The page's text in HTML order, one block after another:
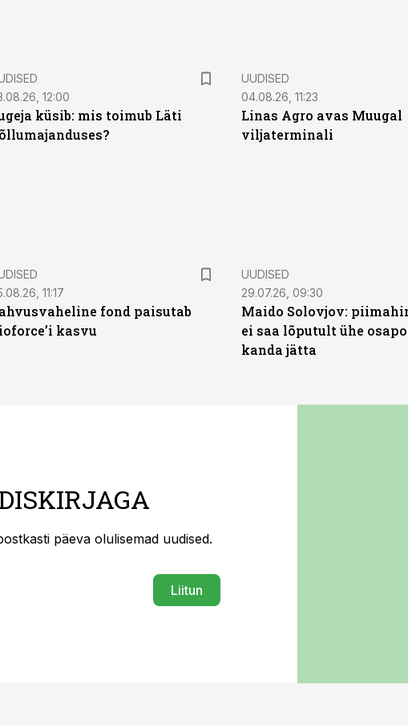
12:00
küsib: mis toimub Läti
UUDISED
04.08.26, 11:23
Linas Agro avas Muugal
viljaterminali
11:17
fond paisutab
kasvu
UUDISED
29.07.26, 09:30
Maido Solovjov:
ei saa lõputult ühe
kanda jätta
päeva olulisemad uudised.
Liitun